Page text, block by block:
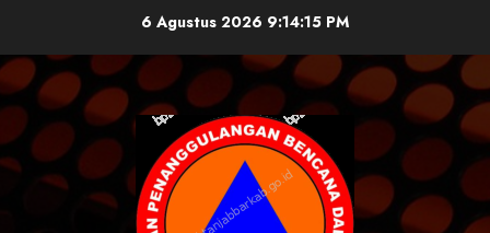
content
6 Agustus 2026 9:14:15 PM